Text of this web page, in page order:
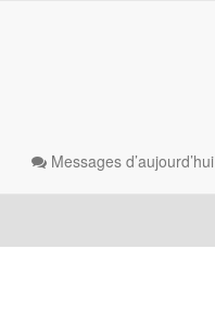
Messages d’aujourd’hui